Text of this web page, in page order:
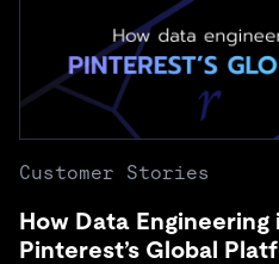
Customer Stories
How Data Engineering
Pinterest’s Global